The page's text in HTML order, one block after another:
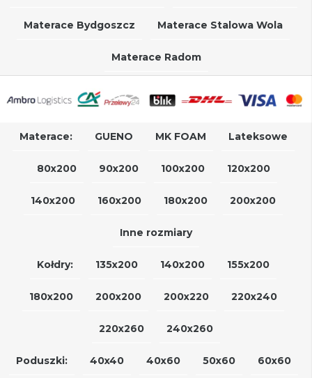
Materace Bydgoszcz Materace Stalowa Wola
Materace Radom
Materace: GUENO MK FOAM Lateksowe
80x200 90x200 100x200 120x200
140x200 160x200 180x200 200x200
Inne rozmiary
Kołdry: 135x200 140x200 155x200
180x200 200x200 200x220 220x240
220x260 240x260
Poduszki: 40x40 40x60 50x60 60x60